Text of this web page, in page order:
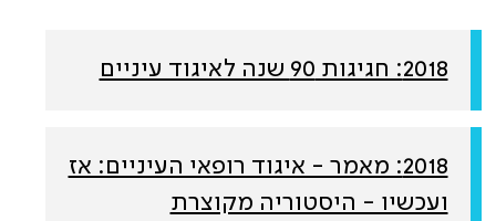
2018: חגיגות 90 שנה לאיגוד עיניים
2018: מאמר - איגוד רופאי העיניים: אז
ועכשיו - היסטוריה מקוצרת